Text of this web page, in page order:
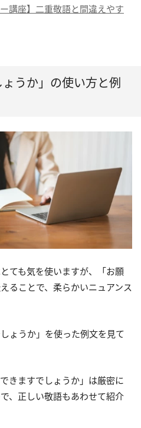
講座】二重敬語と間違えやす
ょうか」の使い方と例
ても気を使いますが、「お願
ることで、柔らかいニュアンス
ょうか」を使った例文を見て
きますでしょうか」は厳密に
、正しい敬語もあわせて紹介